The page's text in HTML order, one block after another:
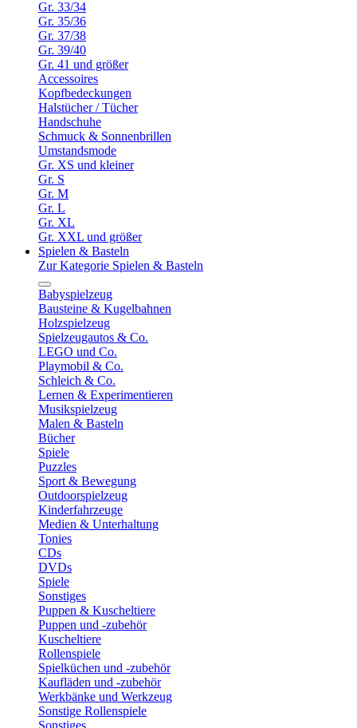
Gr. 33/34
Gr. 35/36
Gr. 37/38
Gr. 39/40
Gr. 41 und größer
Accessoires
Kopfbedeckungen
Halstücher / Tücher
Handschuhe
Schmuck & Sonnenbrillen
Umstandsmode
Gr. XS und kleiner
Gr. S
Gr. M
Gr. L
Gr. XL
Gr. XXL und größer
Spielen & Basteln
Zur Kategorie Spielen & Basteln
Babyspielzeug
Bausteine & Kugelbahnen
Holzspielzeug
Spielzeugautos & Co.
LEGO und Co.
Playmobil & Co.
Schleich & Co.
Lernen & Experimentieren
Musikspielzeug
Malen & Basteln
Bücher
Spiele
Puzzles
Sport & Bewegung
Outdoorspielzeug
Kinderfahrzeuge
Medien & Unterhaltung
Tonies
CDs
DVDs
Spiele
Sonstiges
Puppen & Kuscheltiere
Puppen und -zubehör
Kuscheltiere
Rollenspiele
Spielküchen und -zubehör
Kaufläden und -zubehör
Werkbänke und Werkzeug
Sonstige Rollenspiele
Sonstiges